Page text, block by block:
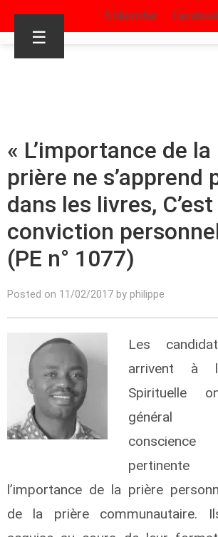
S’identifier
☰
« L’importance de la
prière ne s’apprend
dans les livres,
conviction
(PE n° 1077)
Posted on 11/02/2017 by philippe
Les
arrivent à
Spirituelle
général
conscience
l’importance de la prière
de la prière communautaire.